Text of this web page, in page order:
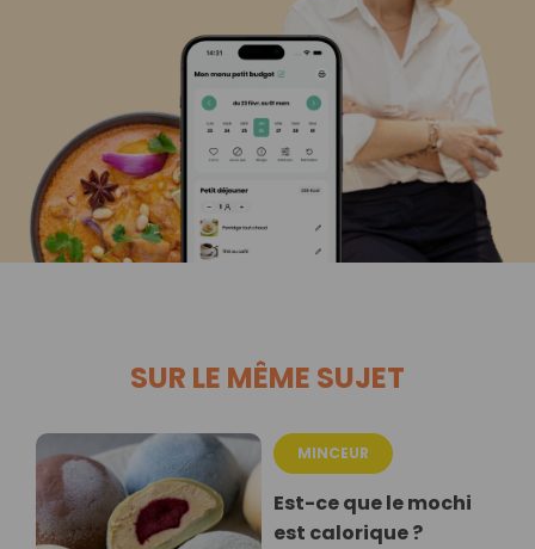
SUR LE MÊME SUJET
MINCEUR
Est-ce que le mochi
est calorique ?